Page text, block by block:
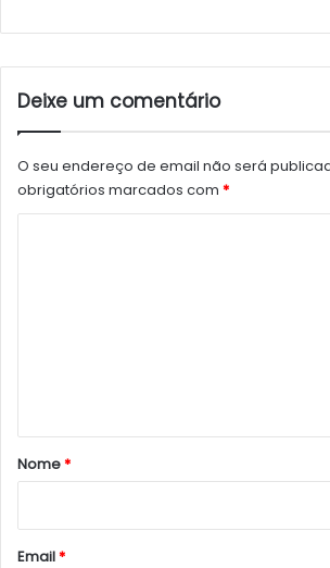
Deixe um comentário
O seu endereço de email não será
obrigatórios marcados com *
r
*
Nome*
Email*